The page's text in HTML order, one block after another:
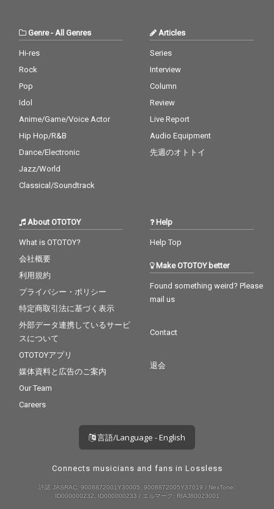
Genre- All Genres
Hi-res
Rock
Pop
Idol
Anime/Game/Voice Actor
Hip Hop/R&B
Dance/Electronic
Jazz/World
Classical/Soundtrack
Articles
Series
Interview
Column
Review
Live Report
Audio Equipment
先週のオトトイ
About OTOTOY
What is OTOTOY?
会社概要
利用規約
プライバシー・ポリシー
特定商取引法に基づく表示
外部データ連携しているサービ
スについて
OTOTOYアプリ
媒体資料と広告のご案内
Our Team
Careers
Help
Help Top
Make OTOTOY better
Found something weird? Please
mail us
Contact
退会
言語/Language - English
Connects musicians and fans in Lossless
許諾 JASRAC: 9008872001Y30005, 9008872005Y37019 / NexTone:
ID000000232, ID000000233 / エルマーク: RIAJ80023001